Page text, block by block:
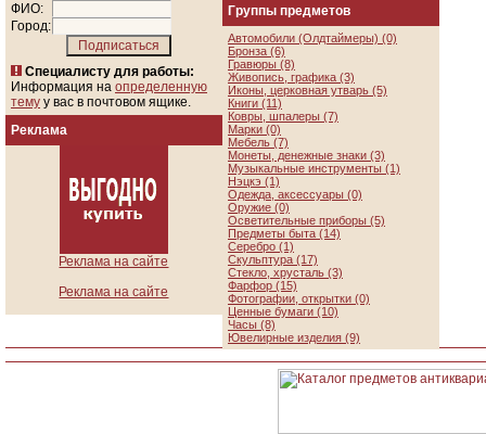
ФИО:
Город:
Специалисту для работы:
Информация на определенную
тему у вас в почтовом ящике.
Реклама
Реклама на сайте
Реклама на сайте
Группы предметов
Автомобили (Олдтаймеры) (0)
Бронза (6)
Гравюры (8)
Живопись, графика (3)
Иконы, церковная утварь (5)
Книги (11)
Ковры, шпалеры (7)
Марки (0)
Мебель (7)
Монеты, денежные знаки (3)
Музыкальные инструменты (1)
Нэцкэ (1)
Одежда, аксессуары (0)
Оружие (0)
Осветительные приборы (5)
Предметы быта (14)
Серебро (1)
Скульптура (17)
Стекло, хрусталь (3)
Фарфор (15)
Фотографии, открытки (0)
Ценные бумаги (10)
Часы (8)
Ювелирные изделия (9)